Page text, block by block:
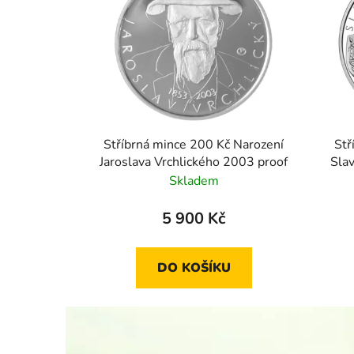
Stříbrná mince 200 Kč Narození
Jaroslava Vrchlického 2003 proof
Skladem
5 900 Kč
DO KOŠÍKU